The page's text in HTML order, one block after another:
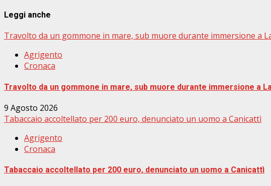
Leggi anche
Travolto da un gommone in mare, sub muore durante immersione a
Agrigento
Cronaca
Travolto da un gommone in mare, sub muore durante immersione a
9 Agosto 2026
Tabaccaio accoltellato per 200 euro, denunciato un uomo a Canicattì
Agrigento
Cronaca
Tabaccaio accoltellato per 200 euro, denunciato un uomo a Canicattì